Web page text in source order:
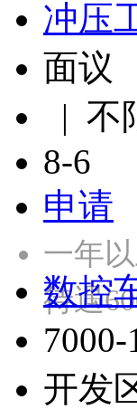
冲压
面议
| 不
8-6
申请
一年
待遇
数控
7000-
开发